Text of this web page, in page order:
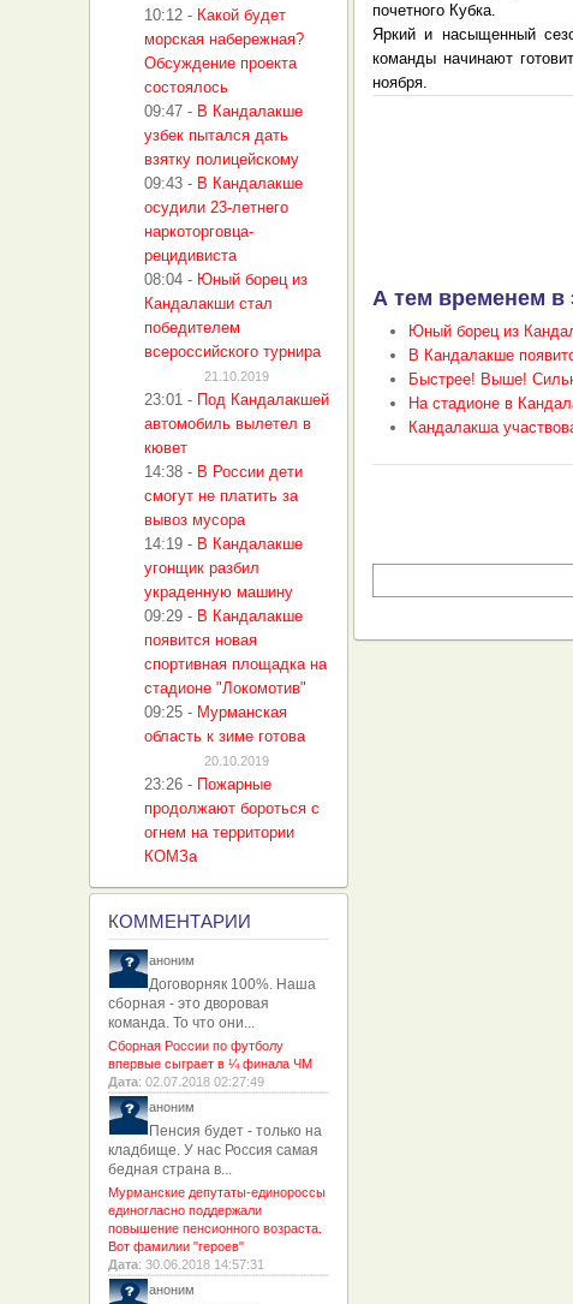
почетного Кубка.
Яркий и насыщенный
команды начинают
ноября.
А тем временем в
Юный борец из
В Кандалакше
Быстрее! Выше!
На стадионе в
Кандалакша
10:12 - Какой будет
морская набережная?
Обсуждение проекта
состоялось
09:47 - В Кандалакше
узбек пытался дать
взятку полицейскому
09:43 - В Кандалакше
осудили 23-летнего
наркоторговца-
рецидивиста
08:04 - Юный борец из
Кандалакши стал
победителем
всероссийского турнира
21.10.2019
23:01 - Под Кандалакшей
автомобиль вылетел в
кювет
14:38 - В России дети
смогут не платить за
вывоз мусора
14:19 - В Кандалакше
угонщик разбил
украденную машину
09:29 - В Кандалакше
появится новая
спортивная площадка на
стадионе "Локомотив"
09:25 - Мурманская
область к зиме готова
20.10.2019
23:26 - Пожарные
продолжают бороться с
огнем на территории
КОМЗа
КОММЕНТАРИИ
аноним
Договорняк 100%. Наша
сборная - это дворовая
команда. То что они...
Сборная России по футболу
впервые сыграет в ¼ финала ЧМ
Дата: 02.07.2018 02:27:49
аноним
Пенсия будет - только на
кладбище. У нас Россия самая
бедная страна в...
Мурманские депутаты-единороссы
единогласно поддержали
повышение пенсионного возраста.
Вот фамилии "героев"
Дата: 30.06.2018 14:57:31
аноним